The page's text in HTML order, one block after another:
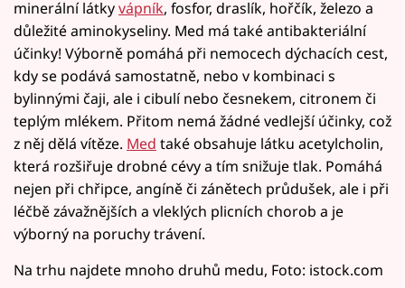
minerální látkyvápník, fosfor, draslík, hořčík, železo a
důležité aminokyseliny. Med má také antibakteriální
účinky! Výborně pomáhá při nemocech dýchacích cest,
kdy se podává samostatně, nebo v kombinaci s
bylinnými čaji, ale i cibulí nebo česnekem, citronem či
teplým mlékem. Přitom nemá žádné vedlejší účinky, což
z něj dělá vítěze. Med také obsahuje látku acetylcholin,
která rozšiřuje drobné cévy a tím snižuje tlak. Pomáhá
nejen při chřipce, angíně či zánětech průdušek, ale i při
léčbě závažnějších a vleklých plicních chorob a je
výborný na poruchy trávení.
Na trhu najdete mnoho druhů medu, Foto: istock.com